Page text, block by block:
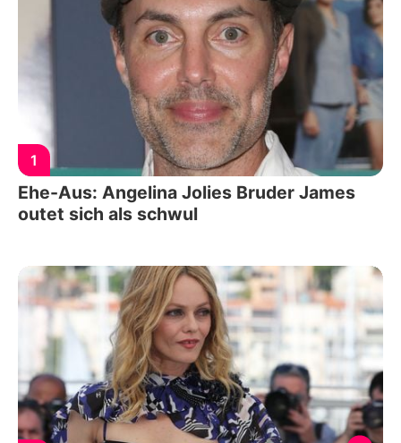
1
Ehe-Aus: Angelina Jolies Bruder James
outet sich als schwul